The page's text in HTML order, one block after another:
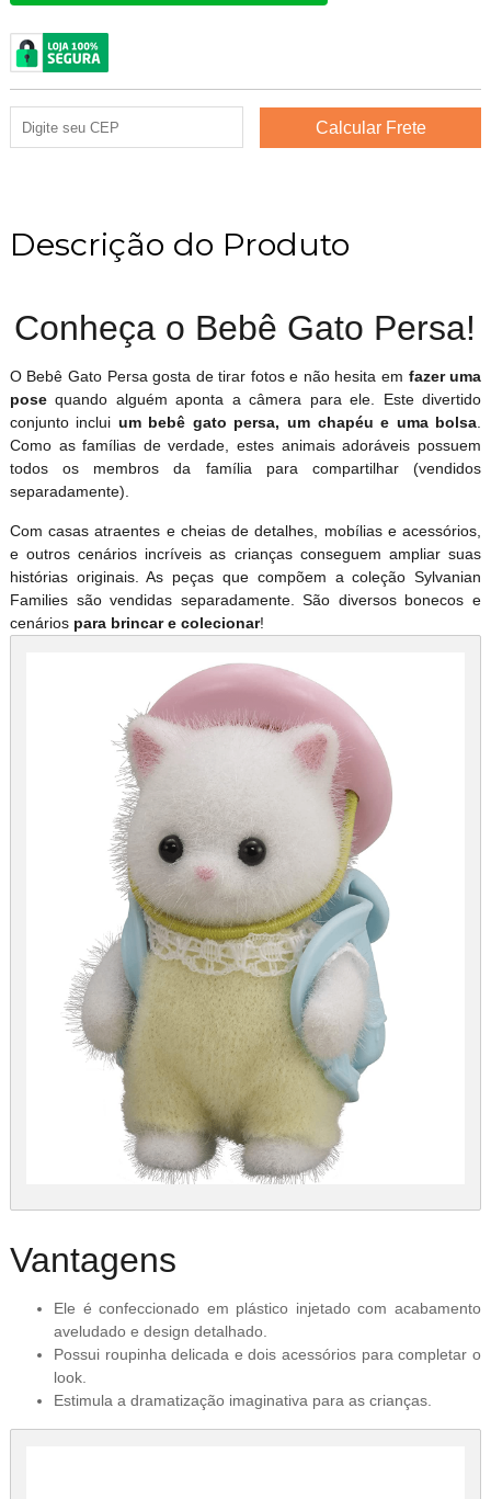
Descrição do Produto
Conheça o Bebê Gato Persa!
O Bebê Gato Persa gosta de tirar fotos e não hesita em fazer uma
posequando alguém aponta a câmera para ele. Este divertido
conjunto inclui um bebê gato persa, um chapéu e uma bolsa.
Como as famílias de verdade, estes animais adoráveis possuem
todos os membros da família para compartilhar (vendidos
separadamente).
Com casas atraentes e cheias de detalhes, mobílias e acessórios,
e outros cenários incríveis as crianças conseguem ampliar suas
histórias originais. As peças que compõem a coleção Sylvanian
Families são vendidas separadamente. São diversos bonecos e
cenários para brincar e colecionar!
Vantagens
Ele é confeccionado em plástico injetado com acabamento
aveludado e design detalhado.
Possui roupinha delicada e dois acessórios para completar o
look.
Estimula a dramatização imaginativa para as crianças.